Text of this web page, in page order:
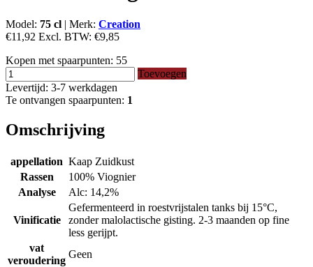
Model: 75 cl | Merk: Creation
€11,92 Excl. BTW: €9,85
Kopen met spaarpunten: 55
Toevoegen
Levertijd: 3-7 werkdagen
Te ontvangen spaarpunten: 1
Omschrijving
appellation Kaap Zuidkust
Rassen
100% Viognier
Analyse
Alc: 14,2%
Vinificatie
Gefermenteerd in roestvrijstalen tanks bij 15°C,
zonder malolactische gisting. 2-3 maanden op fine
less gerijpt.
vat
veroudering
Geen